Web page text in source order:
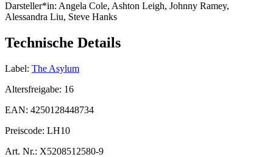
Darsteller*in: Angela Cole, Ashton Leigh, Johnny Ramey,
Alessandra Liu, Steve Hanks
Technische Details
Label: The Asylum
Altersfreigabe: 16
EAN: 4250128448734
Preiscode: LH10
Art. Nr.: X5208512580-9